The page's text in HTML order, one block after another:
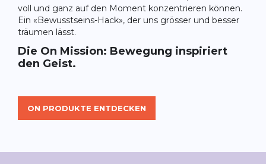
voll und ganz auf den Moment konzentrieren können.
Ein «Bewusstseins-Hack», der uns grösser und besser
träumen lässt.
Die On Mission: Bewegung inspiriert
den Geist.
ON PRODUKTE ENTDECKEN